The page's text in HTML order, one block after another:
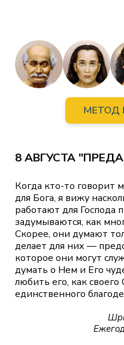
МЕТОД
8 АВГУСТА
Когда кто-то говорит
для Бога, я вижу
работают для Господа
задумываются, как
Скорее, они думают
делает для них —
которое они могут
думать о Нем и Его
любить его, как
единственного